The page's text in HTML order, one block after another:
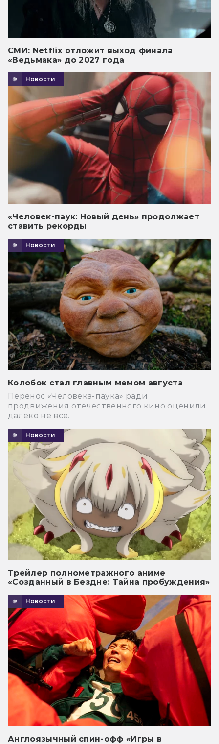
СМИ: Netflix отложит выход финала
«Ведьмака» до 2027 года
Новости
«Человек-паук: Новый день» продолжает
ставить рекорды
Новости
Колобок стал главным мемом августа
Перенос «Человека-паука» ради
продвижения отечественного кино оценили
далеко не все.
Новости
Трейлер полнометражного аниме
«Созданный в Бездне: Тайна пробуждения»
Новости
Англоязычный спин-офф «Игры в